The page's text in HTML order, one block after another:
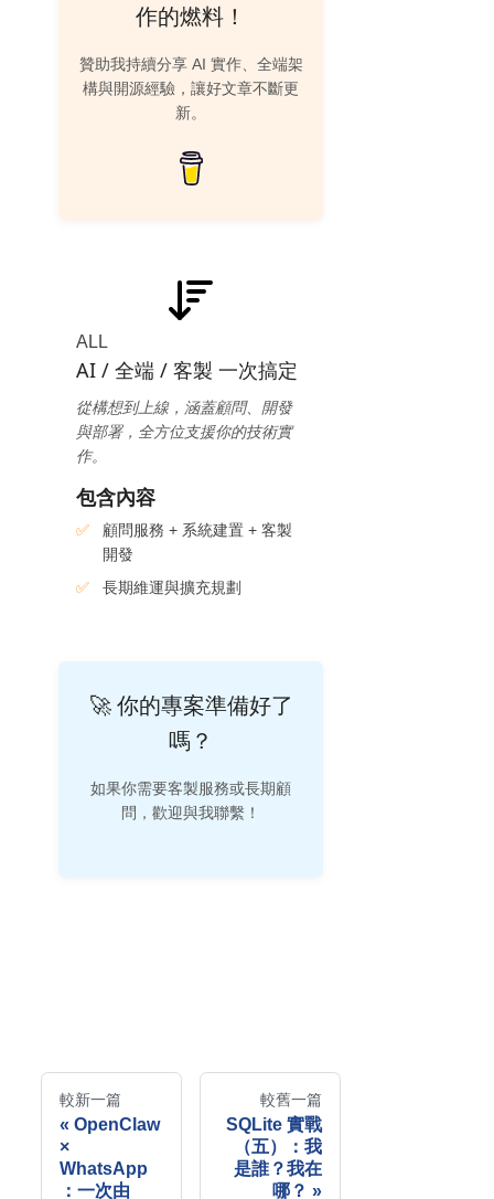
作的燃料！
贊助我持續分享 AI 實作、全端架
構與開源經驗，讓好文章不斷更
新。
ALL
AI / 全端 / 客製 一次搞定
從構想到上線，涵蓋顧問、開發
與部署，全方位支援你的技術實
作。
包含內容
顧問服務 + 系統建置 + 客製
開發
長期維運與擴充規劃
🚀 你的專案準備好了
嗎？
如果你需要客製服務或長期顧
問，歡迎與我聯繫！
較新一篇
OpenClaw
×
WhatsApp
：一次由
較舊一篇
SQLite 實戰
（五）：我
是誰？我在
哪？